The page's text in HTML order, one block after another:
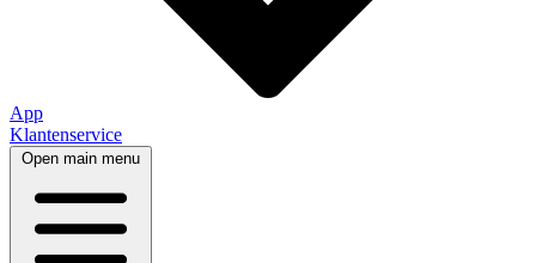
App
Klantenservice
Open main menu